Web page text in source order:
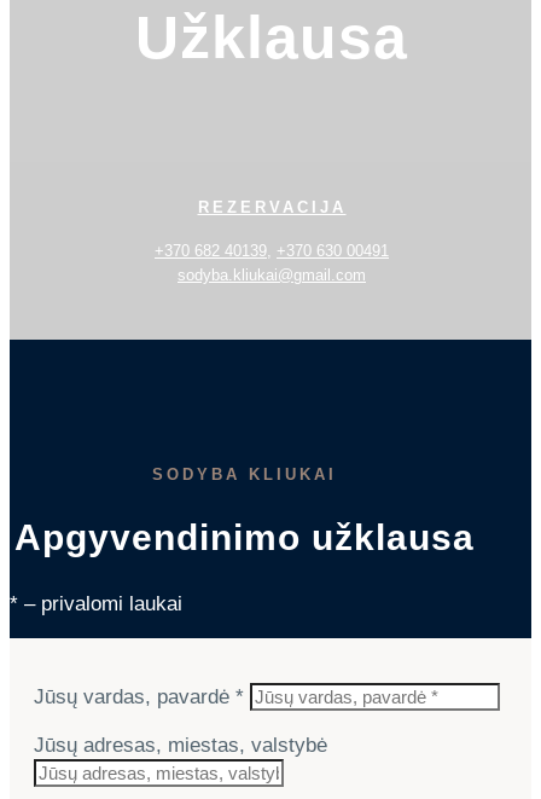
Užklausa
REZERVACIJA
+370 682 40139 +370 630 00491
sodyba.kliukai@gmail.com
SODYBA KLIUKAI
Apgyvendinimo užklausa
* – privalomi laukai
Jūsų vardas, pavardė *
Jūsų adresas, miestas, valstybė